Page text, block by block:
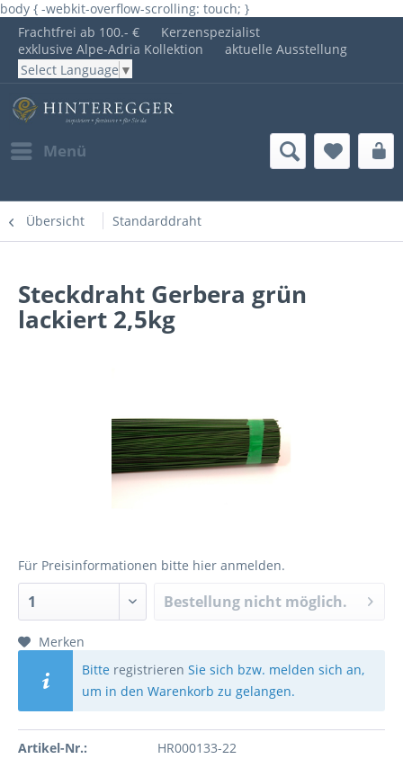
body { -webkit-overflow-scrolling: touch; }
Frachtfrei ab 100.- €
Kerzenspezialist
exklusive Alpe-Adria Kollektion
aktuelle Ausstellung
Select Language ▼
Menü
Übersicht Standarddraht
Steckdraht Gerbera grün
lackiert 2,5kg
Für Preisinformationen bitte hier anmelden.
Bestellung nicht möglich.
Merken
Bitte registrieren Sie sich bzw. melden sich an,
um in den Warenkorb zu gelangen.
Artikel-Nr.:
HR000133-22